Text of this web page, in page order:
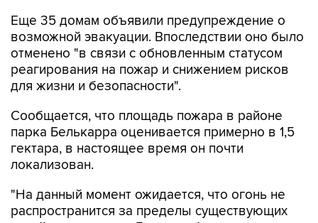
Еще 35 домам объявили предупреждение о
возможной эвакуации. Впоследствии оно было
отменено "в связи с обновленным статусом
реагирования на пожар и снижением рисков
для жизни и безопасности".
Сообщается, что площадь пожара в районе
парка Белькарра оценивается примерно в 1,5
гектара, в настоящее время он почти
локализован.
"На данный момент ожидается, что огонь не
распространится за пределы существующих